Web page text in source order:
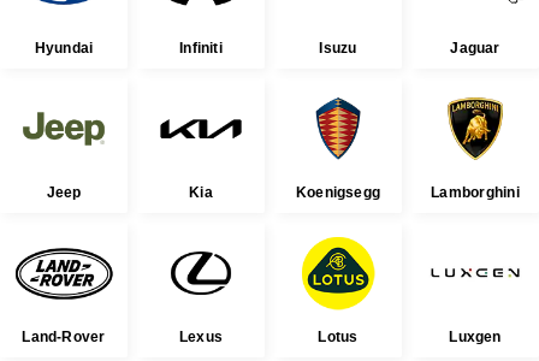
Hyundai Infiniti Isuzu Jaguar
Jeep Kia Koenigsegg Lamborghini
Land-Rover Lexus Lotus Luxgen